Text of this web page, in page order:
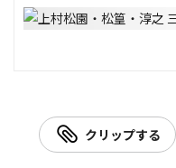
クリップする